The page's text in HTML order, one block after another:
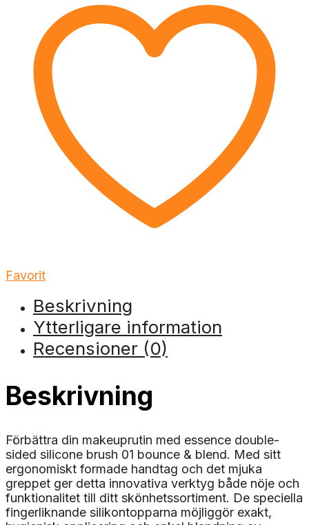
Favorit
Beskrivning
Ytterligare information
Recensioner (0)
Beskrivning
Förbättra din makeuprutin med essence double-
sided silicone brush 01 bounce & blend. Med sitt
ergonomiskt formade handtag och det mjuka
greppet ger detta innovativa verktyg både nöje och
funktionalitet till ditt skönhetssortiment. De speciella
fingerliknande silikontopparna möjliggör exakt,